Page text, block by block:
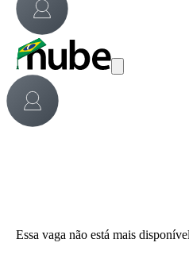
Essa vaga não está mais